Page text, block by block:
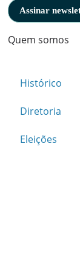
Quem somos
Histórico
Diretoria
Eleições